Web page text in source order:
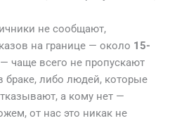
не сообщают,
на границе — около 15-
чаще всего не пропускают
браке, либо людей, которые
а кому нет —
от нас это никак не